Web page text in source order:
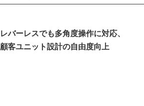
レバーレスでも多角度操作に対応、
顧客ユニット設計の自由度向上